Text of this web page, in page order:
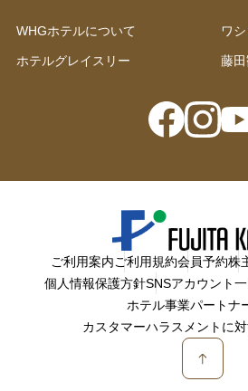
WHGホテルについて ワ
ホテルグレイスリー 藤
ご利用案内ご利用規約会員予約株
個人情報保護方針SNSアカウント
ホテル事業パートナ
カスタマーハラスメントに